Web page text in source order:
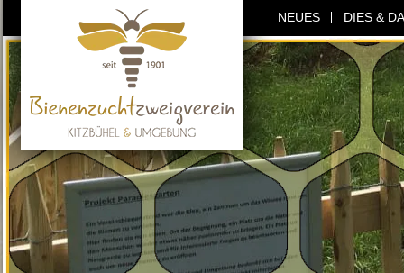
NEUES DIES &